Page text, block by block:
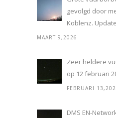
gevolgd door
Koblenz.
MAART 9,2026
Zeer heldere
op 12 februari
FEBRUARI
DMS EN-